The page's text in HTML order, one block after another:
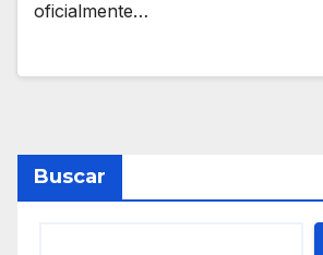
oficialmente…
Buscar